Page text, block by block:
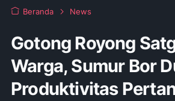
Beranda News
Gotong Royong
Warga, Sumur Bor
Produktivitas